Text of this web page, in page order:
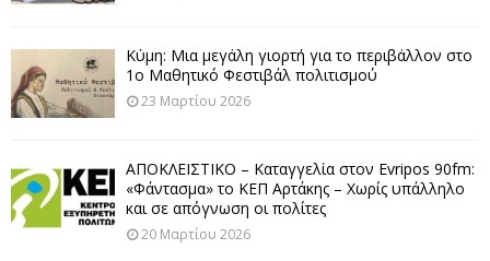
Κύμη: Μια μεγάλη γιορτή για το περιβάλλον στο
1ο Μαθητικό Φεστιβάλ πολιτισμού
23 Μαρτίου 2026
ΑΠΟΚΛΕΙΣΤΙΚΟ – Καταγγελία στον Evripos 90fm:
«Φάντασμα» το ΚΕΠ Αρτάκης – Χωρίς υπάλληλο
και σε απόγνωση οι πολίτες
20 Μαρτίου 2026